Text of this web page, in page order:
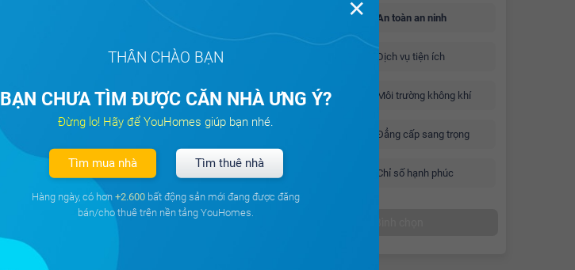
An toàn an ninh
Dịch vụ tiện ích
Môi trường không khí
Đẳng cấp sang trọng
Chỉ số hạnh phúc
✕
THÂN CHÀO BẠN
BẠN CHƯA TÌM ĐƯỢC CĂN NHÀ ƯNG Ý?
Đừng lo! Hãy để YouHomes giúp bạn nhé.
Tìm mua nhà Tìm thuê nhà
Hàng ngày, có hơn +2.600 bất động sản mới đang được đăng
bán/cho thuê trên nền tảng YouHomes.